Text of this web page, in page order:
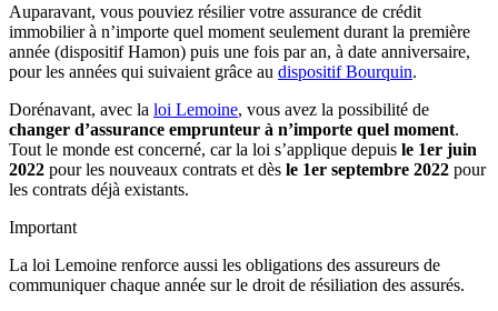
Auparavant, vous pouviez résilier votre assurance de crédit
immobilier à n’importe quel moment seulement durant la première
année (dispositif Hamon) puis une fois par an, à date anniversaire,
pour les années qui suivaient grâce au dispositif Bourquin.
Dorénavant, avec la loi Lemoine, vous avez la possibilité de
changer d’assurance emprunteur à n’importe quel moment.
Tout le monde est concerné, car la loi s’applique depuis le 1er juin
2022 pour les nouveaux contrats et dès le 1er septembre 2022 pour
les contrats déjà existants.
Important
La loi Lemoine renforce aussi les obligations des assureurs de
communiquer chaque année sur le droit de résiliation des assurés.